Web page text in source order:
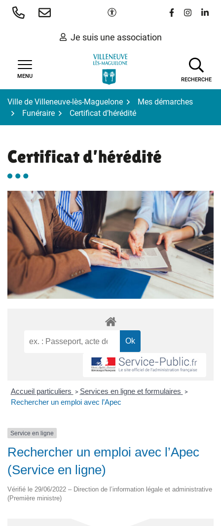
Aller
Paramètres d'accessibilité
Lien vers le
Lien vers
Lien
Je suis une association
MENU
RECHERCHE
Ville de Villeneuve-lès-Maguelone
Mes démarches
Funéraire
Certificat d’hérédité
Certificat d’hérédité
Accueil particuliers > Services en ligne et formulaires >
Rechercher un emploi avec l’Apec
Service en ligne
Rechercher un emploi avec l’Apec
(Service en ligne)
Vérifié le 29/06/2022 – Direction de l’information légale et administrative
(Première ministre)